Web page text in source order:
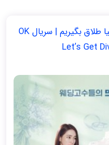
دانلود سریال کره ای باشه بیا طلاق بگیریم | سریال OK
Let’s Get